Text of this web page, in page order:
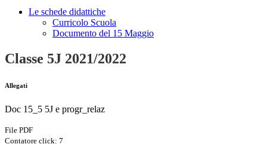
Le schede didattiche
Curricolo Scuola
Documento del 15 Maggio
Classe 5J 2021/2022
Allegati
Doc 15_5 5J e progr_relaz
File PDF
Contatore click: 7